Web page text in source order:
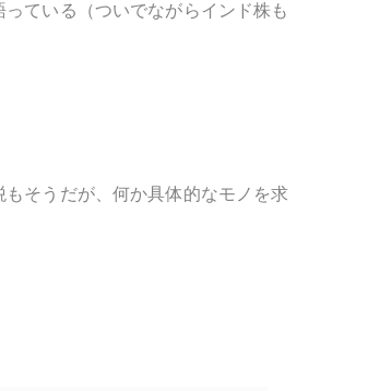
ている（ついでながらインド株も
そうだが、何か具体的なモノを求